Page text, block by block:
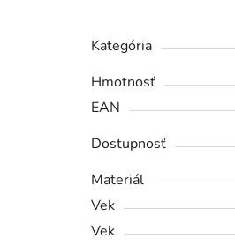
Kategória
Hmotnosť
EAN
Dostupnosť
Materiál
Vek
Vek